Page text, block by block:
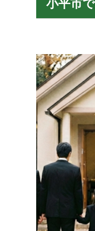
小平市